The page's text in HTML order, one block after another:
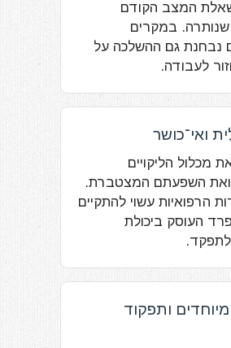
המצב הקודם
במקרים
נבחנת גם ההשלכה על
לעבודה.
ואי־כושר
מכלול הליקויים
ואת השפעתם המצטברת.
הרפואיות עשוי להתקיים
העוסק ביכולת
ותפקוד